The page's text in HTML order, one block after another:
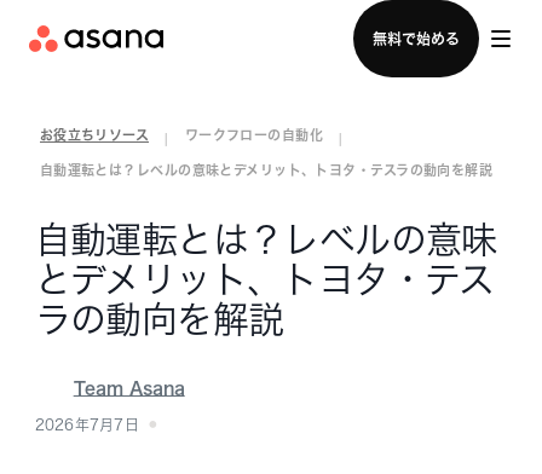
無料で始める
セールスチームに問い合わせる
お役立ちリソース ワークフローの自動化
自動運転とは？レベルの意味とデメリット、トヨタ・テスラの動向を解説
自動運転とは？レベルの意味
とデメリット、トヨタ・テス
ラの動向を解説
Team Asana
2026年7月7日